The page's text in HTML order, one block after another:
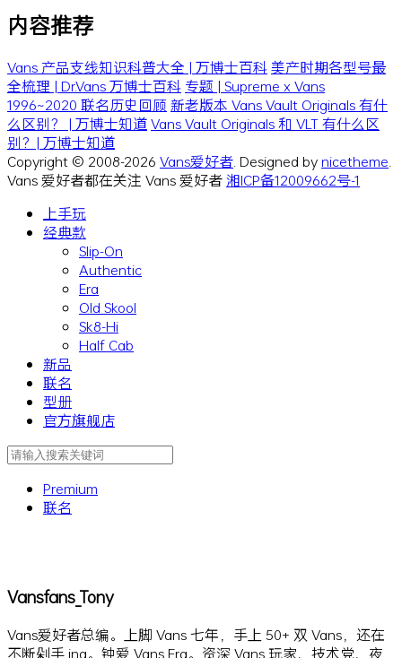
内容推荐
Vans 产品支线知识科普大全 | 万博士百科美产时期各型号最
全梳理 | Dr.Vans 万博士百科 专题 | Supreme x Vans
1996~2020 联名历史回顾 新老版本 Vans Vault Originals 有什
么区别？ | 万博士知道Vans Vault Originals 和 VLT 有什么区
别？| 万博士知道
Copyright © 2008-2026 Vans爱好者 . Designed bynicetheme
Vans 爱好者都在关注 Vans 爱好者湘ICP备12009662号-1
上手玩
经典款
Slip-On
Authentic
Era
Old Skool
Sk8-Hi
Half Cab
新品
联名
型册
官方旗舰店
Premium
联名
Vansfans_Tony
Vans爱好者总编。上脚 Vans 七年，手上 50+ 双 Vans，还在
不断剁手 ing。钟爱 Vans Era。资深 Vans 玩家、技术党、夜